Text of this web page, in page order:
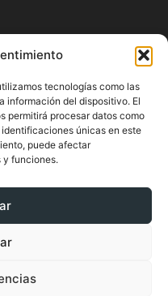
tecnologías como las
información del dispositivo. El
permitirá procesar datos como
únicas en este
puede afectar
y funciones.
podrás mantenerte
y novedades sobre la
así como donde podrás
necesaria sobre